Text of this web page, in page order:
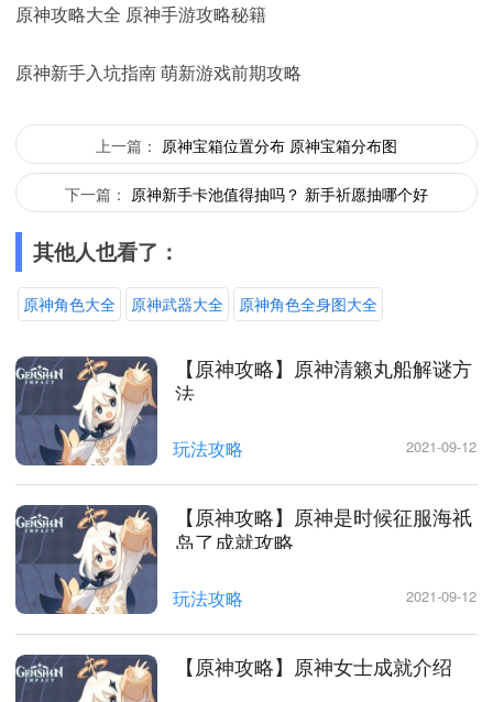
原神攻略大全 原神手游攻略秘籍
原神新手入坑指南 萌新游戏前期攻略
上一篇： 原神宝箱位置分布 原神宝箱分布图
下一篇： 原神新手卡池值得抽吗？ 新手祈愿抽哪个好
其他人也看了：
原神角色大全 原神武器大全 原神角色全身图大全
【原神攻略】原神清籁丸船解谜方
法
玩法攻略 2021-09-12
【原神攻略】原神是时候征服海祇
岛了成就攻略
玩法攻略 2021-09-12
【原神攻略】原神女士成就介绍